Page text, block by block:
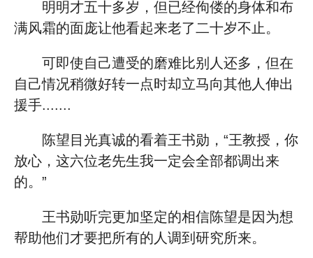
明明才五十多岁，但已经佝偻的身体和布
满风霜的面庞让他看起来老了二十岁不止。
可即使自己遭受的磨难比别人还多，但在
自己情况稍微好转一点时却立马向其他人伸出
援手.......
陈望目光真诚的看着王书勋，“王教授，你
放心，这六位老先生我一定会全部都调出来
的。”
王书勋听完更加坚定的相信陈望是因为想
帮助他们才要把所有的人调到研究所来。